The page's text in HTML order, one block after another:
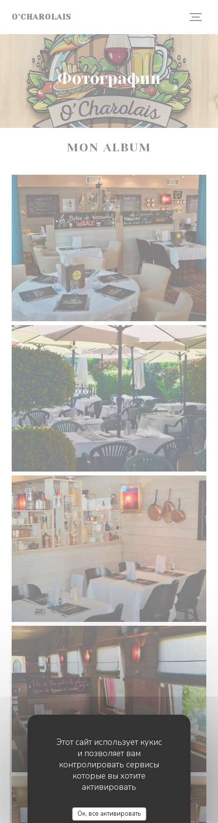
Этот сайт использует кукис
и позволяет вам
контролировать сервисы
которые вы хотите
активировать
Ок, все активировать
O'CHAROLAIS
Фотографии
MON ALBUM
O'CHAROLAIS